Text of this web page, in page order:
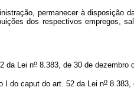
permanecer à disposição
dos respectivos empregos,
da Lei no 8.383, de 30 de dezembro
I do caput do art. 52 da Lei no 8.383,